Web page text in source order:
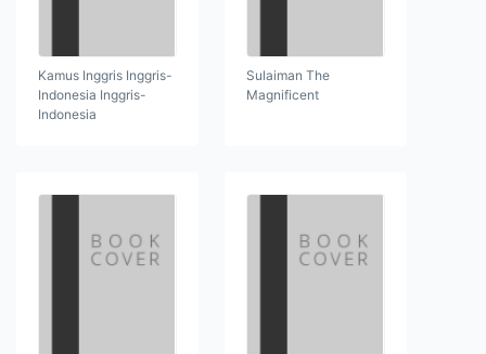
Kamus Inggris Inggris-
Indonesia Inggris-
Indonesia
Sulaiman The
Magnificent